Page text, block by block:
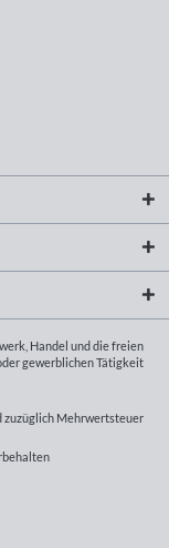
Handel und die freien
gewerblichen Tätigkeit
zuzüglich Mehrwertsteuer